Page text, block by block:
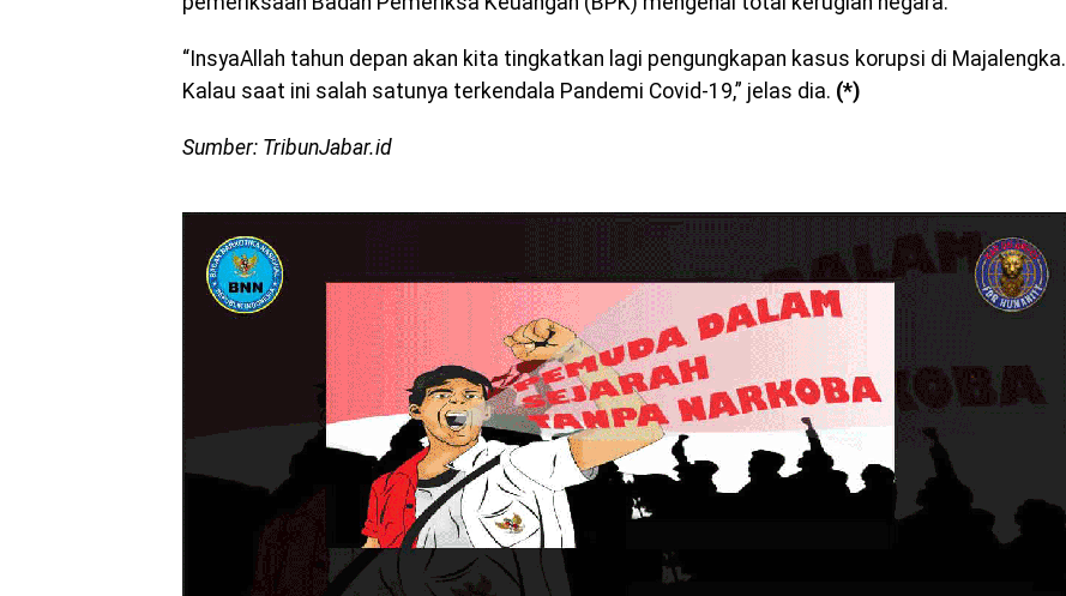
“InsyaAllah tahun depan akan kita tingkatkan lagi pengungkapan kasus korupsi di Majalengka.
Kalau saat ini salah satunya terkendala Pandemi Covid-19,” jelas dia. (*)
Sumber: TribunJabar.id